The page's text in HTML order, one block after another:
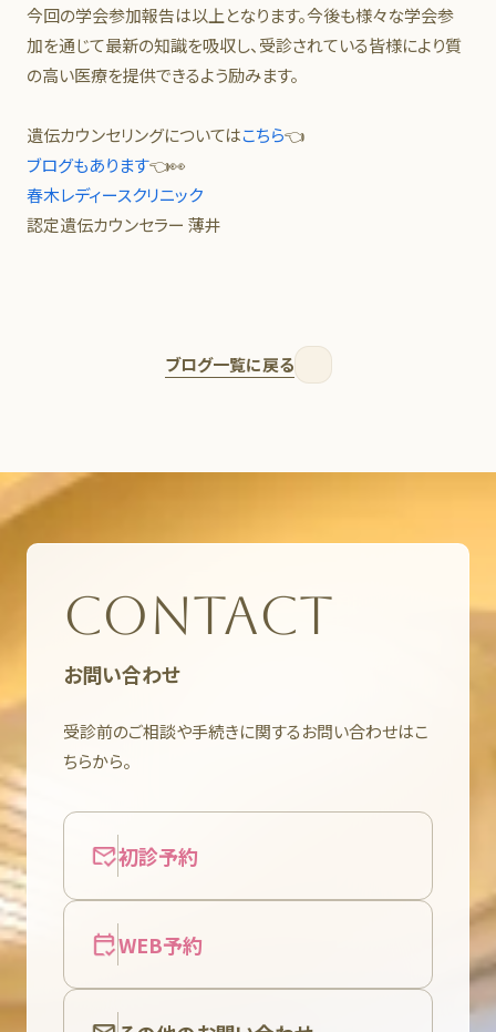
今回の学会参加報告は以上となります。今後も様々な学会参
加を通じて最新の知識を吸収し、受診されている皆様により質
の高い医療を提供できるよう励みます。
遺伝カウンセリングについてはこちら👈
ブログもあります👈👀
春木レディースクリニック
認定遺伝カウンセラー 薄井
ブログ一覧に戻る
CONTACT
お問い合わせ
受診前のご相談や手続きに関するお問い合わせはこ
ちらから。
初診予約
WEB予約